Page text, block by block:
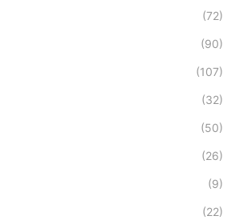
(72)
(90)
(107)
(32)
(50)
(26)
(9)
(22)